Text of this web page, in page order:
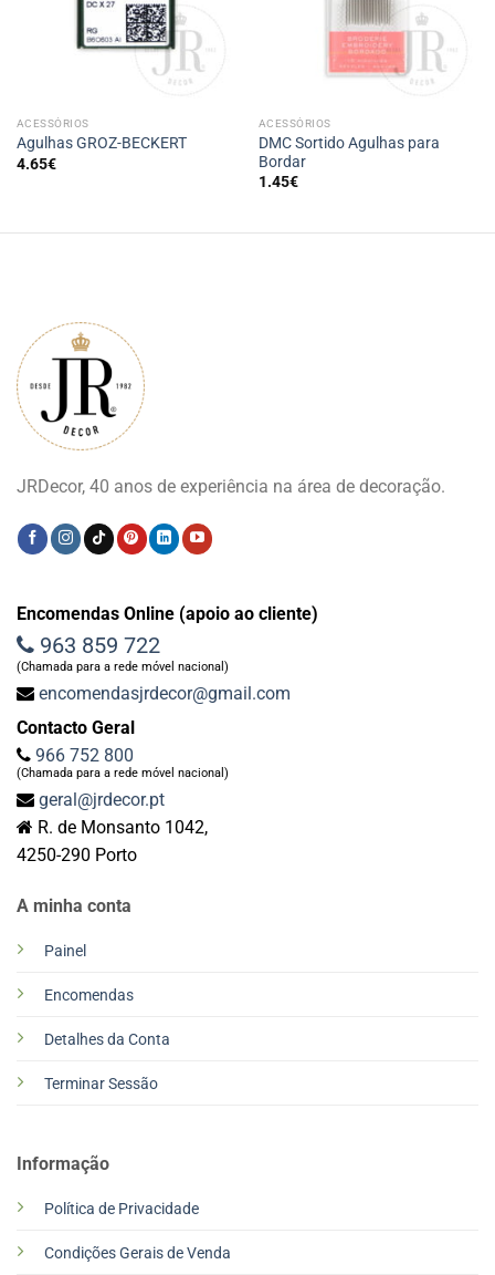
ACESSÓRIOS
Agulhas GROZ-BECKERT
4.65€
ACESSÓRIOS
DMC Sortido Agulhas para
Bordar
1.45€
JRDecor, 40 anos de experiência na área de decoração.
A minha conta
Painel
Encomendas
Detalhes da Conta
Terminar Sessão
Informação
Política de Privacidade
Condições Gerais de Venda
Encomendas Online (apoio ao cliente)
963 859 722
(Chamada para a rede móvel nacional)
encomendasjrdecor@gmail.com
Contacto Geral
966 752 800
(Chamada para a rede móvel nacional)
geral@jrdecor.pt
R. de Monsanto 1042,
4250-290 Porto